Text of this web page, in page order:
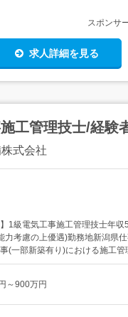
スポンサ
求人詳細を見る
工管理技士/経験
式会社
】1級電気工事施工管理技士年
力考慮の上優遇)勤務地新潟県
(一部新築有り)における施工管
ます。<具体的には>・担当施
ープ(元請け)の案件が大半です
～900万円